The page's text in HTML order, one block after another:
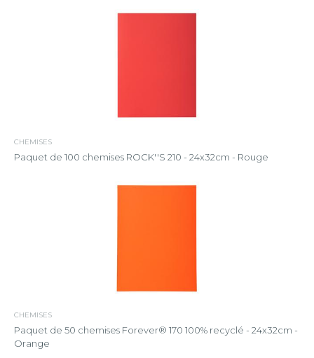
CHEMISES
Paquet de 100 chemises ROCK''S 210 - 24x32cm - Rouge
CHEMISES
Paquet de 50 chemises Forever® 170 100% recyclé - 24x32cm -
Orange